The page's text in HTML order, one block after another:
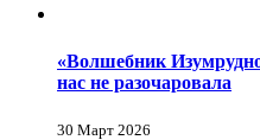
«Волшебник
нас не разочаровала
30 Март 2026